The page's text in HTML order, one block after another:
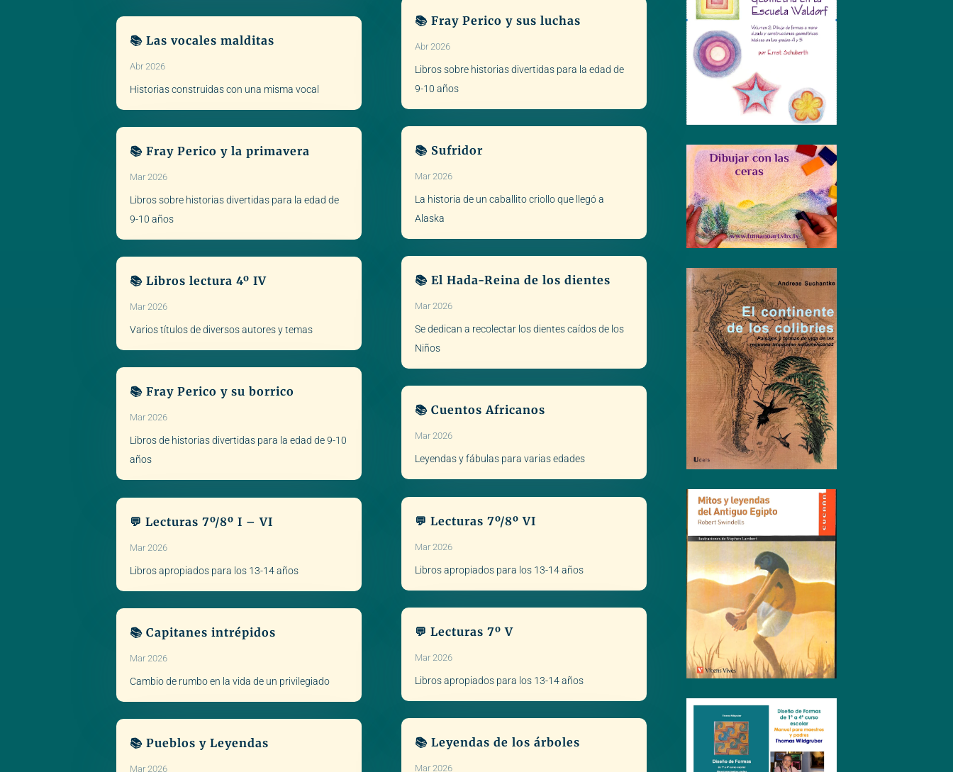
📚 Las vocales malditas
Abr 2026
Historias construidas con una misma vocal
📚 Fray Perico y la primavera
Mar 2026
Libros sobre historias divertidas para la edad de
9-10 años
📚 Libros lectura 4º IV
Mar 2026
Varios títulos de diversos autores y temas
📚 Fray Perico y su borrico
Mar 2026
Libros de historias divertidas para la edad de 9-10
años
💬 Lecturas 7º/8º I – VI
Mar 2026
Libros apropiados para los 13-14 años
📚 Capitanes intrépidos
Mar 2026
Cambio de rumbo en la vida de un privilegiado
📚 Pueblos y Leyendas
Mar 2026
📚 Fray Perico y sus luchas
Abr 2026
Libros sobre historias divertidas para la edad de
9-10 años
📚 Sufridor
Mar 2026
La historia de un caballito criollo que llegó a
Alaska
📚 El Hada-Reina de los dientes
Mar 2026
Se dedican a recolectar los dientes caídos de los
Niños
📚 Cuentos Africanos
Mar 2026
Leyendas y fábulas para varias edades
💬 Lecturas 7º/8º VI
Mar 2026
Libros apropiados para los 13-14 años
💬 Lecturas 7º V
Mar 2026
Libros apropiados para los 13-14 años
📚 Leyendas de los árboles
Mar 2026